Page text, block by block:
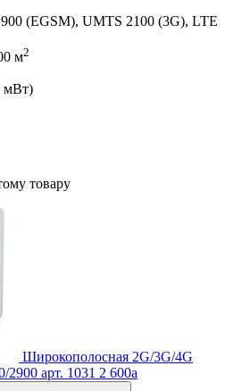
900 (EGSM), UMTS 2100 (3G), LTE
м2
мВт)
товару
Широкополосная 2G/3G/4G
2900 арт. 1031 2 600a